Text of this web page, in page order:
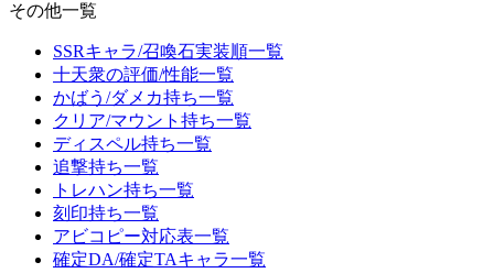
その他一覧
SSRキャラ/召喚石実装順一覧
十天衆の評価/性能一覧
かばう/ダメカ持ち一覧
クリア/マウント持ち一覧
ディスペル持ち一覧
追撃持ち一覧
トレハン持ち一覧
刻印持ち一覧
アビコピー対応表一覧
確定DA/確定TAキャラ一覧